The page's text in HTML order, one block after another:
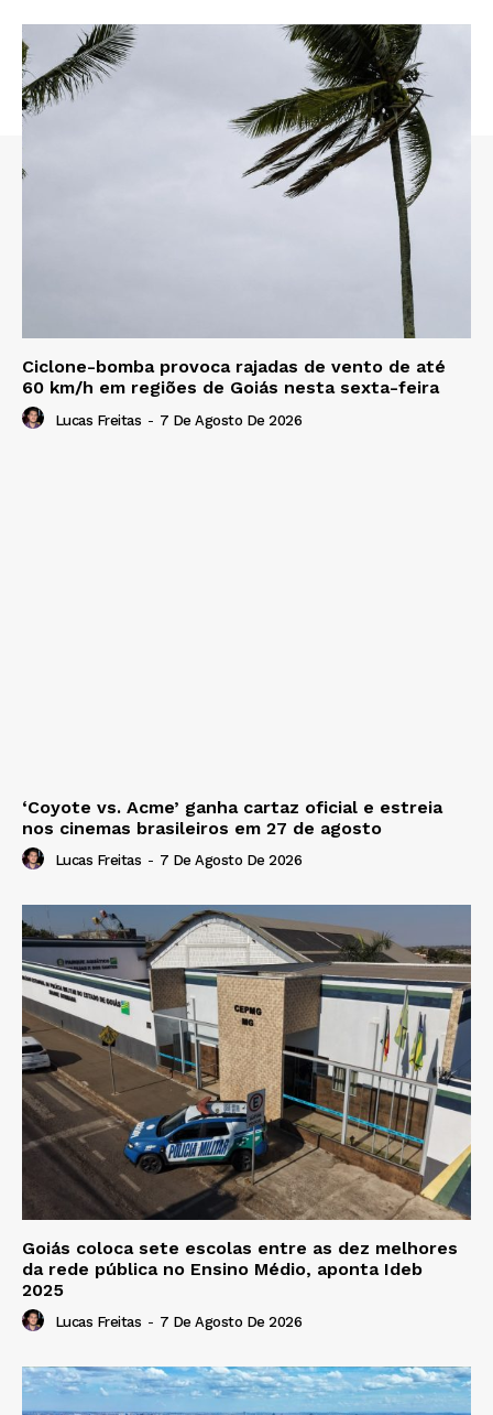
Ciclone-bomba provoca rajadas de vento de até
60 km/h em regiões de Goiás nesta sexta-feira
Lucas Freitas - 7 De Agosto De 2026
‘Coyote vs. Acme’ ganha cartaz oficial e estreia
nos cinemas brasileiros em 27 de agosto
Lucas Freitas - 7 De Agosto De 2026
Goiás coloca sete escolas entre as dez melhores
da rede pública no Ensino Médio, aponta Ideb
2025
Lucas Freitas - 7 De Agosto De 2026